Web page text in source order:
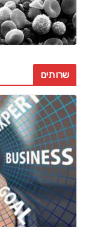
שרותים